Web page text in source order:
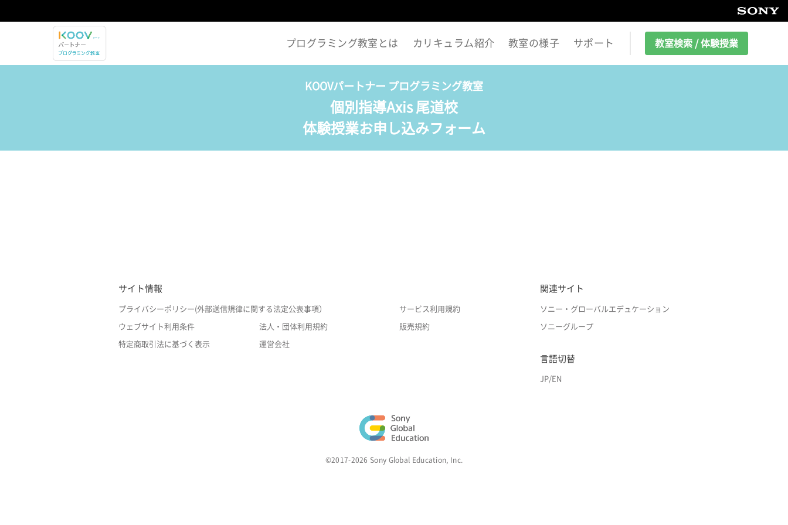
プログラミング教室とは カリキュラム紹介 教室の様子 サポート 教室検索 / 体験授業
KOOVパートナー プログラミング教室
個別指導Axis 尾道校
体験授業お申し込みフォーム
サイト情報
プライバシーポリシー(外部送信規律に関する法定公表事項） サービス利用規約
ウェブサイト利用条件 法人・団体利用規約 販売規約
特定商取引法に基づく表示 運営会社
関連サイト
ソニー・グローバルエデュケーション
ソニーグループ
言語切替
JP/EN
©2017-2026 Sony Global Education, Inc.